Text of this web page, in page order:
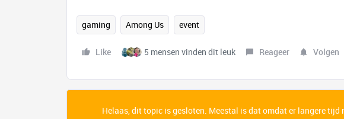
gaming Among Us event
Like 5 mensen vinden dit leuk Reageer Volgen
Helaas, dit topic is gesloten. Meestal is dat omdat er langere tijd